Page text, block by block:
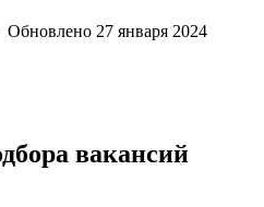
Обновлено 27 января 2024
вакансий